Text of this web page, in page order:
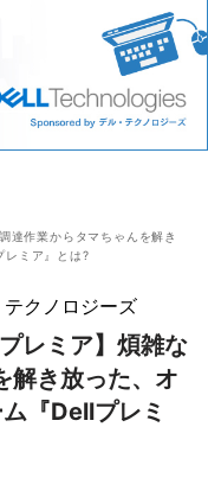
達作業からタマちゃんを解き
レミア』とは?
クノロジーズ
レミア】煩雑な
解き放った、オ
『Dellプレミ